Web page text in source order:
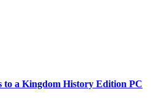
to a Kingdom History Edition PC